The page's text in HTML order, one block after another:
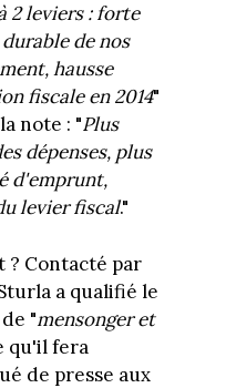
2 leviers : forte
de nos
hausse
fiscale en 2014"
note : "Plus
dépenses, plus
d'emprunt,
levier fiscal."
Contacté par
a qualifié le
"mensonger et
qu'il fera
de presse aux